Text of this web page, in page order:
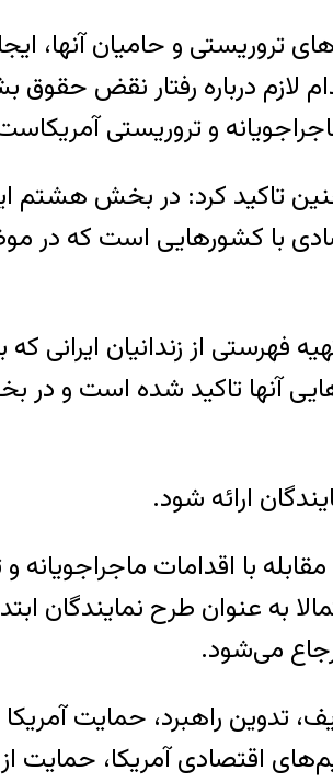
تروریستی و حامیان آنها،
لازم درباره رفتار نقض
و تروریستی
کرد: در بخش هشتم
با کشورهایی است که در
فهرستی از زندانیان ایرانی
آنها تاکید شده است و
ارائه شود.
با اقدامات
طرحی با ۲۰ ماده و ۱۰ بخش احتمالا به
می‌شود.
تعاریف، تدوین راهبرد،
اقتصادی آمریکا، حمایت